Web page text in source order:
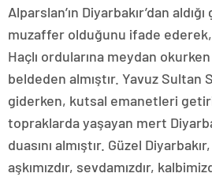
Alparslan’ın Diyarbakır’dan
muzaffer olduğunu ifade
Haçlı ordularına meydan
beldeden almıştır. Yavuz Sultan
giderken, kutsal emanetleri
topraklarda yaşayan mert
duasını almıştır. Güzel
aşkımızdır, sevdamızdır,